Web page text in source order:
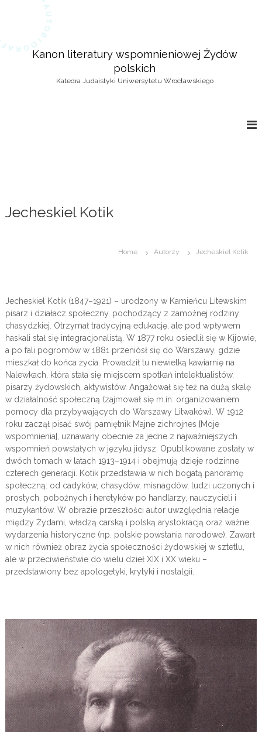
p
Kanon literatury wspomnieniowej Żydów
polskich
Katedra Judaistyki Uniwersytetu Wrocławskiego
Jecheskiel Kotik
Home Autorzy Jecheskiel Kotik
Jecheskiel Kotik (1847–1921) – urodzony w Kamieńcu Litewskim
pisarz i działacz społeczny, pochodzący z zamożnej rodziny
chasydzkiej. Otrzymał tradycyjną edukację, ale pod wpływem
haskali stał się integracjonalistą. W 1877 roku osiedlił się w Kijowie,
a po fali pogromów w 1881 przeniósł się do Warszawy, gdzie
mieszkał do końca życia. Prowadził tu niewielką kawiarnię na
Nalewkach, która stała się miejscem spotkań intelektualistów,
pisarzy żydowskich, aktywistów. Angażował się też na dużą skalę
w działalność społeczną (zajmował się m.in. organizowaniem
pomocy dla przybywających do Warszawy Litwaków). W 1912
roku zaczął pisać swój pamiętnik Majne zichrojnes [Moje
wspomnienia], uznawany obecnie za jedne z najważniejszych
wspomnień powstałych w języku jidysz. Opublikowane zostały w
dwóch tomach w latach 1913–1914 i obejmują dzieje rodzinne
czterech generacji. Kotik przedstawia w nich bogatą panoramę
społeczną: od cadyków, chasydów, misnagdów, ludzi uczonych i
prostych, pobożnych i heretyków po handlarzy, nauczycieli i
muzykantów. W obrazie przeszłości autor uwzględnia relacje
między Żydami, władzą carską i polską arystokracją oraz ważne
wydarzenia historyczne (np. polskie powstania narodowe). Zawarł
w nich również obraz życia społeczności żydowskiej w sztetlu,
ale w przeciwieństwie do wielu dzieł XIX i XX wieku –
przedstawiony bez apologetyki, krytyki i nostalgii.